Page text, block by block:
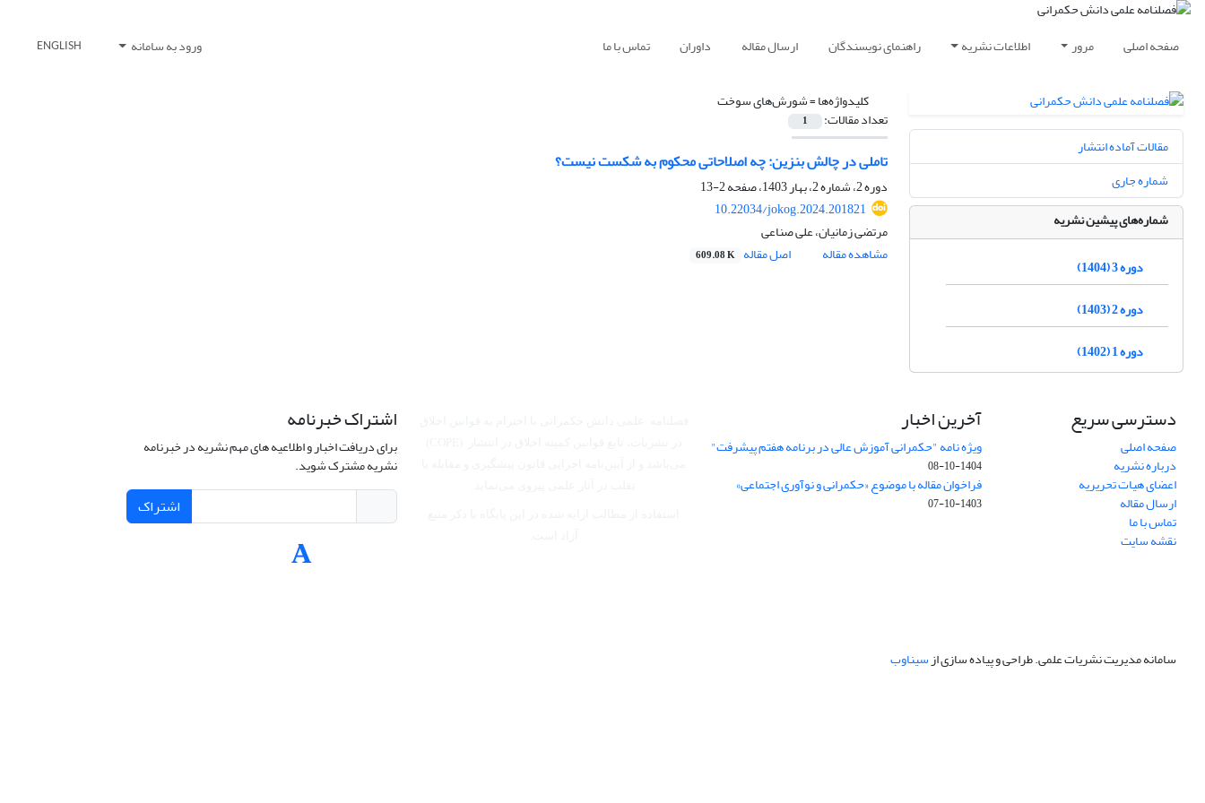
صفحه اصلی مرور اطلاعات نشریه راهنمای نویسندگان ارسال مقاله داوران تماس با ما ورود به سامانه ENGLISH
کلیدواژه‌ها =شورش‌های سوخت
تعداد مقالات: 1
تاملی در چالش بنزین: چه اصلاحاتی محکوم به شکست نیست؟
دوره 2، شماره 2، بهار 1403، صفحه
2-13
10.22034/jokog.2024.201821
مرتضی زمانیان، علی صناعی
مشاهده مقاله
اصل مقاله 609.08 K
مقالات آماده انتشار
شماره جاری
شماره‌های پیشین نشریه
دوره 3 (1404)
دوره 2 (1403)
دوره 1 (1402)
دسترسی سریع
صفحه اصلی
درباره نشریه
اعضای هیات تحریریه
ارسال مقاله
تماس با ما
نقشه سایت
آخرین اخبار
ویژه نامه "حکمرانی آموزش عالی در برنامه هفتم پیشرفت"
1404-10-08
فراخوان مقاله با موضوع «حکمرانی و نوآوری اجتماعی»
1403-10-07
اشتراک خبرنامه
برای دریافت اخبار و اطلاعیه های مهم نشریه در خبرنامه
نشریه مشترک شوید.
اشتراک
سامانه مدیریت نشریات علمی.طراحی و پیاده سازی ازسیناوب